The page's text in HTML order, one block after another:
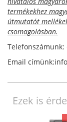
termékekhez
útmutatót
csomagolásban.
Telefonszámunk:
Email
Ezek is